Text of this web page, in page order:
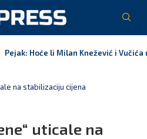
Pejak: Hoće li Milan Knežević i
na stabilizaciju cijena
uticale na